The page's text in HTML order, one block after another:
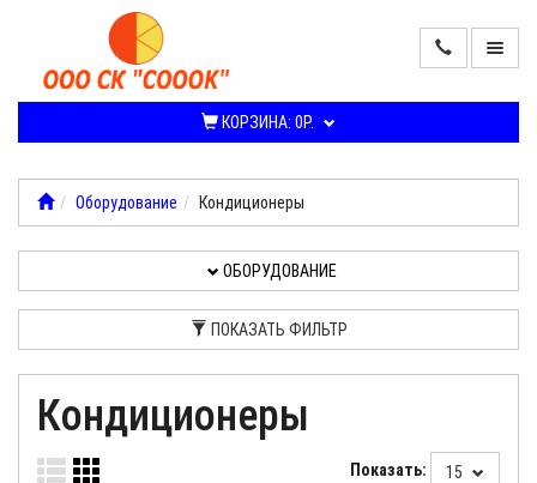
КОРЗИНА: 0Р.
ПРОДАЖА
СИСТЕМ
ОБОРУДОВАНИЕ
КОМПАНИИ
Оборудование Кондиционеры
ОБОРУДОВАНИЕ
ПОКАЗАТЬ ФИЛЬТР
Кондиционеры
Показать: 15